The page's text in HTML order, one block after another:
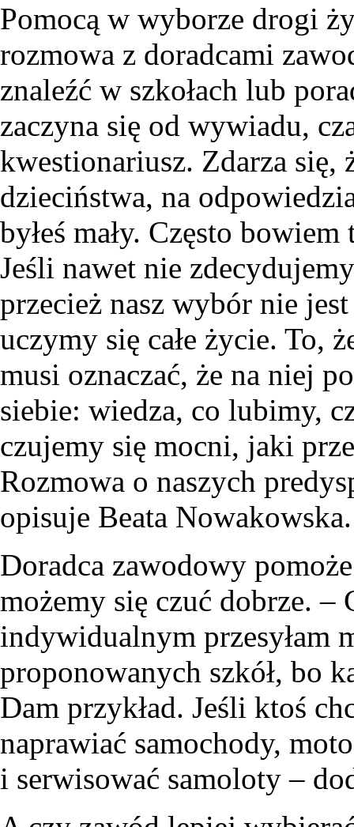
Pomocą w wyborze drogi
rozmowa z doradcami
znaleźć w szkołach lub
zaczyna się od wywiadu,
kwestionariusz. Zdarza się,
dzieciństwa, na
byłeś mały. Często
Jeśli nawet nie
przecież nasz wybór nie
uczymy się całe życie. To,
musi oznaczać, że na niej
siebie: wiedza, co lubimy,
czujemy się mocni, jaki
Rozmowa o naszych
opisuje Beata Nowakowska.
Doradca zawodowy
możemy się czuć dobrze. –
indywidualnym przesyłam
proponowanych szkół, bo
Dam przykład. Jeśli ktoś
naprawiać samochody,
i serwisować samoloty –